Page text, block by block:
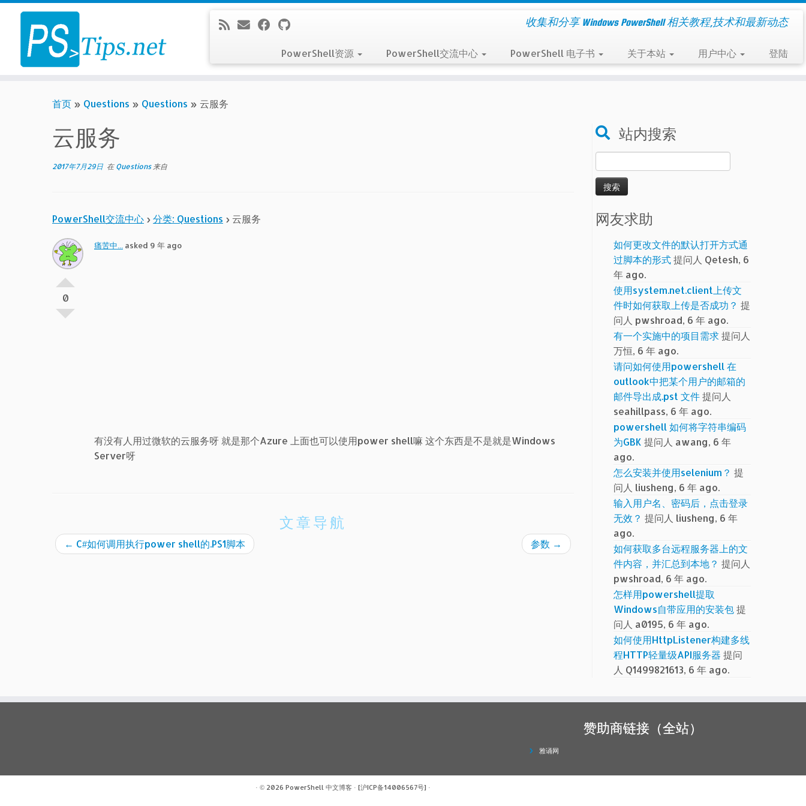
Skip
content
收集和分享 Windows PowerShell 相关教程,技术和最新动态
PowerShell资源 PowerShell交流中心 PowerShell 电子书 关于本站 用户中心 登陆
首页 » Questions » Questions » 云服务
云服务
2017年7月29日 在 Questions 来自
PowerShell交流中心 › 分类: Questions › 云服务
0
痛苦中... asked 9 年 ago
有没有人用过微软的云服务呀 就是那个Azure 上面也可以使用power shell嘛 这个东西是不是就是Windows
Server呀
文章导航
← C#如何调用执行power shell的.PS1脚本 参数 →
站内搜索
索：
网友求助
如何更改文件的默认打开方式通
过脚本的形式提问人 Qetesh, 6
年 ago.
使用system.net.client上传文
件时如何获取上传是否成功？ 提
问人 pwshroad, 6 年 ago.
有一个实施中的项目需求提问人
万恒, 6 年 ago.
请问如何使用powershell 在
outlook中把某个用户的邮箱的
邮件导出成.pst 文件提问人
seahillpass, 6 年 ago.
powershell 如何将字符串编码
为GBK 提问人 awang, 6 年
ago.
怎么安装并使用selenium？ 提
问人 liusheng, 6 年 ago.
输入用户名、密码后，点击登录
无效？ 提问人 liusheng, 6 年
ago.
如何获取多台远程服务器上的文
件内容，并汇总到本地？ 提问人
pwshroad, 6 年 ago.
怎样用powershell提取
Windows自带应用的安装包提
问人 a0195, 6 年 ago.
如何使用HttpListener构建多线
程HTTP轻量级API服务器 提问
人 Q1499821613, 6 年 ago.
赞助商链接（全站）
雅诵网
· © 2026 PowerShell 中文博客 · [沪ICP备14006567号] ·